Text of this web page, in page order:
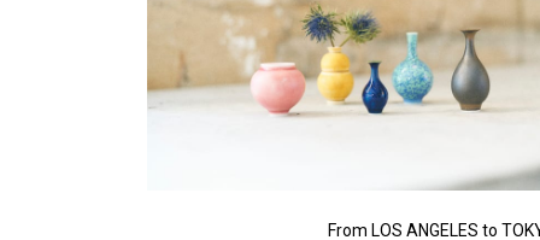
From LOS ANGELES to